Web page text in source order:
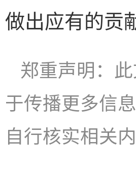
做出应有的贡
郑重声明：
于传播更多信
自行核实相关内